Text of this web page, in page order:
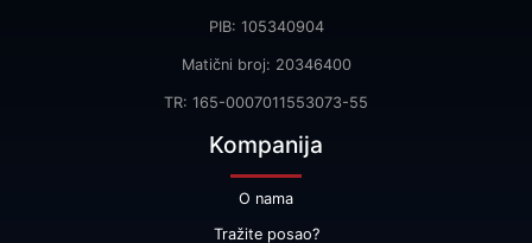
PIB: 105340904
Matični broj: 20346400
TR: 165-0007011553073-55
Kompanija
O nama
Tražite posao?